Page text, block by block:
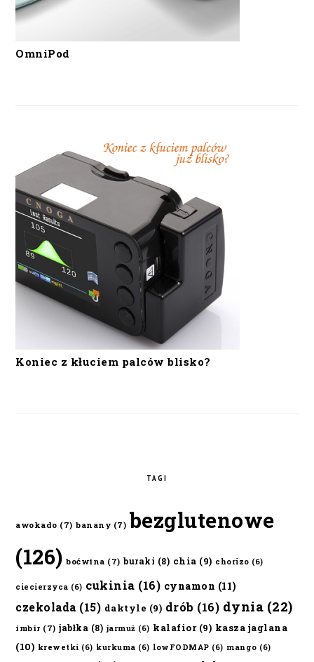
OmniPod
Koniec z kłuciem palców blisko?
TAGI
awokado (7) banany (7) bezglutenowe
(126) boćwina (7) buraki (8) chia (9) chorizo (6)
ciecierzyca (6) cukinia (16) cynamon (11)
czekolada (15) daktyle (9) drób (16) dynia (22)
imbir (7) jabłka (8) jarmuż (6) kalafior(9) kasza jaglana
(10) krewetki (6) kurkuma (6) lowFODMAP (6) mango (6)